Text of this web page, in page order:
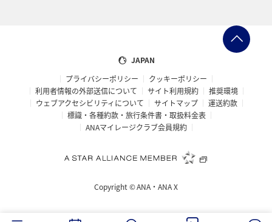
JAPAN
プライバシーポリシー
クッキーポリシー
利用者情報の外部送信について
サイト利用規約
推奨環境
ウェブアクセシビリティについて
サイトマップ
運送約款
標識・各種約款・旅行条件書・取扱料金表
ANAマイレージクラブ会員規約
Copyright ©ANA・ANA X